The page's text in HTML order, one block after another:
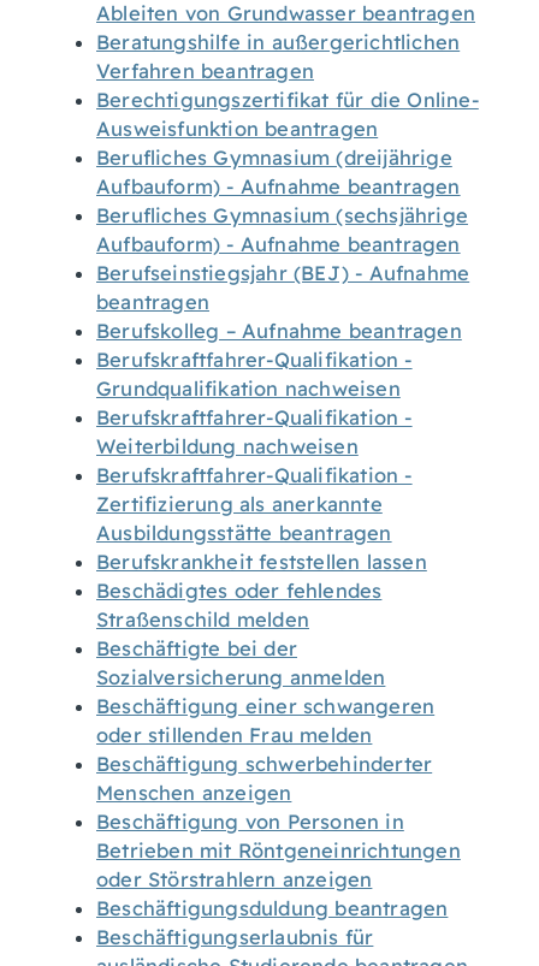
Ableiten von Grundwasser beantragen
Beratungshilfe in außergerichtlichen
Verfahren beantragen
Berechtigungszertifikat für die Online-
Ausweisfunktion beantragen
Berufliches Gymnasium (dreijährige
Aufbauform) - Aufnahme beantragen
Berufliches Gymnasium (sechsjährige
Aufbauform) - Aufnahme beantragen
Berufseinstiegsjahr (BEJ) - Aufnahme
beantragen
Berufskolleg – Aufnahme beantragen
Berufskraftfahrer-Qualifikation -
Grundqualifikation nachweisen
Berufskraftfahrer-Qualifikation -
Weiterbildung nachweisen
Berufskraftfahrer-Qualifikation -
Zertifizierung als anerkannte
Ausbildungsstätte beantragen
Berufskrankheit feststellen lassen
Beschädigtes oder fehlendes
Straßenschild melden
Beschäftigte bei der
Sozialversicherung anmelden
Beschäftigung einer schwangeren
oder stillenden Frau melden
Beschäftigung schwerbehinderter
Menschen anzeigen
Beschäftigung von Personen in
Betrieben mit Röntgeneinrichtungen
oder Störstrahlern anzeigen
Beschäftigungsduldung beantragen
Beschäftigungserlaubnis für